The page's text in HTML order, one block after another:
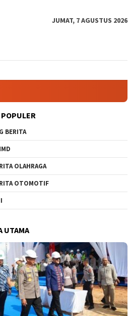
JUMAT, 7 AGUSTUS 2026
BERITA
OLAHRAGA
OTOMOTIF
UTAMA